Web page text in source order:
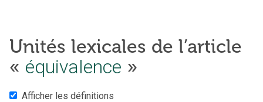
Unités lexicales de l’article
« équivalence »
Afficher les définitions